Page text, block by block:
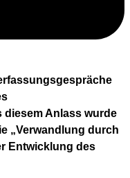
Anlass wurde
„Verwandlung durch
Entwicklung des